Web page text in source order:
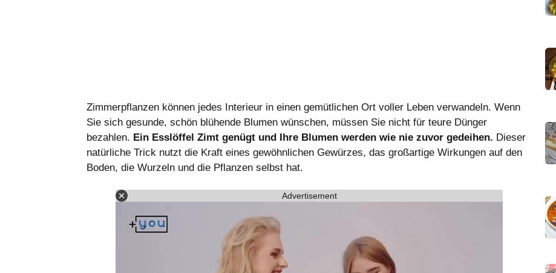
Zimmerpflanzen können jedes Interieur in einen gemütlichen Ort voller Leben verwandeln. Wenn
Sie sich gesunde, schön blühende Blumen wünschen, müssen Sie nicht für teure Dünger
bezahlen. Ein Esslöffel Zimt genügt und Ihre Blumen werden wie nie zuvor gedeihen. Dieser
natürliche Trick nutzt die Kraft eines gewöhnlichen Gewürzes, das großartige Wirkungen auf den
Boden, die Wurzeln und die Pflanzen selbst hat.
Advertisement